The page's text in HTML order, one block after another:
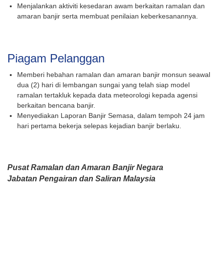
Menjalankan aktiviti kesedaran awam berkaitan ramalan dan
amaran banjir serta membuat penilaian keberkesanannya.
Piagam Pelanggan
Memberi hebahan ramalan dan amaran banjir monsun seawal
dua (2) hari di lembangan sungai yang telah siap model
ramalan tertakluk kepada data meteorologi kepada agensi
berkaitan bencana banjir.
Menyediakan Laporan Banjir Semasa, dalam tempoh 24 jam
hari pertama bekerja selepas kejadian banjir berlaku.
Pusat Ramalan dan Amaran Banjir Negara
Jabatan Pengairan dan Saliran Malaysia